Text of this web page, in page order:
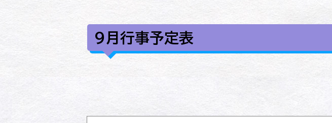
９月行事予定表